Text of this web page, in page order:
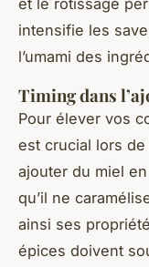
et le rôtissage
intensifie les
l’umami des
Timing dans
Pour élever vos
est crucial lors de
ajouter du miel
qu’il ne
ainsi ses
épices doivent